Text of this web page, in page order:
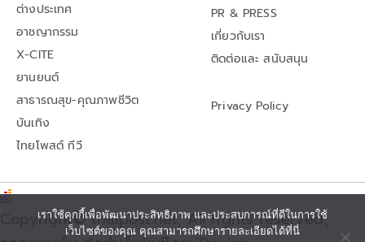
ต่างประเทศ
อาชญากรรม
X-CITE
ยานยนต์
สาธารณสุข-คุณภาพชีวิต
บันเทิง
ไทยโพสต์ ทีวี
PR & PRESS
เกี่ยวกับเรา
ติดต่อและ สนับสนุน
Privacy Policy
Copyright© thaipost.net, All rights reserved.,
เราใช้คุกกี้เพื่อพัฒนาประสิทธิภาพ และประสบการณ์ที่ดีในการใช้
เว็บไซต์ของคุณ คุณสามารถศึกษารายละเอียดได้ที่นี่